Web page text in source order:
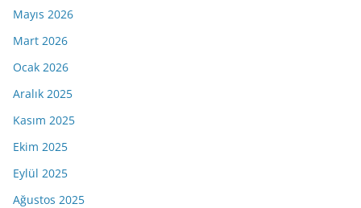
Mayıs 2026
Mart 2026
Ocak 2026
Aralık 2025
Kasım 2025
Ekim 2025
Eylül 2025
Ağustos 2025